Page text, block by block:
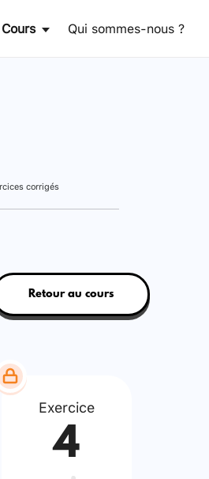
Cours Qui sommes-nous ?
corrigés
Retour au cours
Exercice
4